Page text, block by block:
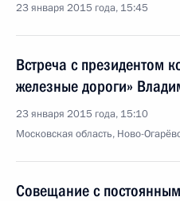
23 января 2015 года, 15:45
Встреча с президентом
железные дороги»
23 января 2015 года, 15:10
Московская область, Ново-
Совещание с